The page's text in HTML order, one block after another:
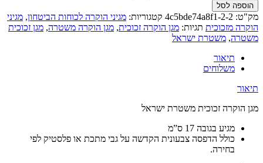
הוספה לסל
מק"ט: 4c5bde74a8f1-2-2 קטגוריות: מגיני הוקרה לכוחות הביטחון, מגיני
הוקרה מזכוכית תגיות: מגן הוקרה זכוכית, מגן הוקרה משטרה, מגן זכוכית
משטרה, משטרת ישראל
תיאור
משלוחים
תיאור
מגן הוקרה זכוכית משטרת ישראל
מגיע בגובה 17 ס”מ
כולל הדפסה צבעונית הקדשה על גבי מתכת או פלסטיק לפי
בחירה.